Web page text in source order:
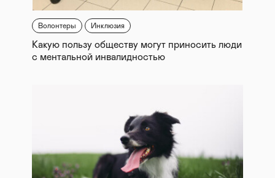
Волонтеры Инклюзия
Какую пользу обществу могут приносить люди
с ментальной инвалидностью